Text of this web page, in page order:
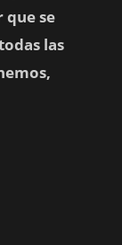
que se
las